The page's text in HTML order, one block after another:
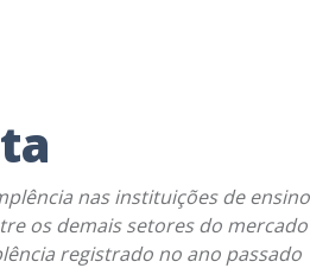
nas instituições de ensino
os demais setores do mercado
registrado no ano passado